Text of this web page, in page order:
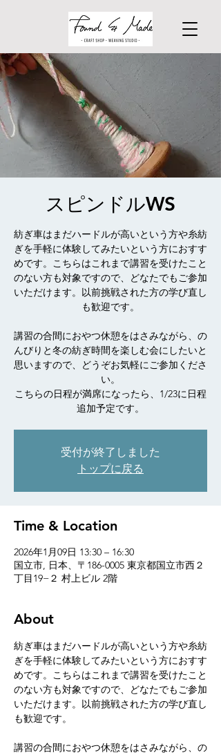
スピンドルWS
紡ぎ車はまだハードルが高いという方や糸紡
ぎを手軽に体験してみたいという方におすす
めです。こちらはこれまで講習を受けたこと
のない方も対象ですので、どなたでもご参加
いただけます。以前挑戦された方の学び直し
も歓迎です。
講習の合間におやつ休憩をはさみながら、の
んびりと冬の紡ぎ時間を楽しむ会にしたいと
思いますので、どうぞお気軽にご参加くださ
い。
こちらの日程が満席になったら、1/23に日程
追加予定です。
受付が終了しました
トップに戻る
Time & Location
2026年1月09日 13:30 – 16:30
国立市, 日本、〒186-0005 東京都国立市西２
丁目19−２ 村上ビル 2階
About
紡ぎ車はまだハードルが高いという方や糸紡
ぎを手軽に体験してみたいという方におすす
めです。こちらはこれまで講習を受けたこと
のない方も対象ですので、どなたでもご参加
いただけます。以前挑戦された方の学び直し
も歓迎です。
講習の合間におやつ休憩をはさみながら、の